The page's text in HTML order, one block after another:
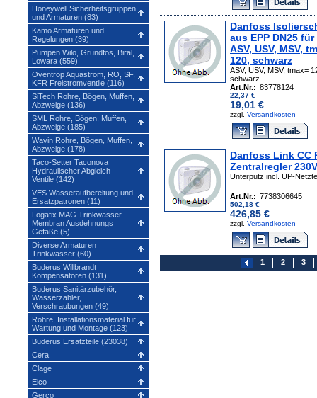
Honeywell Sicherheitsgruppen
und Armaturen (83)
Kamo Armaturen und
Regelungen (39)
Pumpen Wilo, Grundfos, Biral,
Lowara (559)
Oventrop Aquastrom, RO, SF,
KFR Freistromventile (116)
SiTech Rohre, Bögen, Muffen,
Abzweige (136)
SML Rohre, Bögen, Muffen,
Abzweige (185)
Wavin Rohre, Bögen, Muffen,
Abzweige (178)
Taco-Setter Taconova
Hydraulischer Abgleich
Ventile (142)
VES Wasseraufbereitung und
Ersatzpatronen (11)
Logafix MAG Trinkwasser
Membran Ausdehnungs
Gefäße (5)
Diverse Armaturen
Trinkwasser (60)
Buderus Willbrandt
Kompensatoren (131)
Buderus Sanitärzubehör,
Wasserzähler,
Verschraubungen (49)
Rohre, Installationsmaterial für
Wartung und Montage (123)
Buderus Ersatzteile (23038)
Cera
Clage
Elco
Gerco
Danfoss
aus EPP DN25 für
ASV, USV, MSV,
120, schwarz
ASV, USV, MSV, tmax=
schwarz
Art.Nr.: 83778124
22,37 €
19,01 €
zzgl. Versandkosten
Danfoss Link CC
Zentralregler 230V
Unterputz incl. UP-
Art.Nr.: 7738306645
502,18 €
426,85 €
zzgl. Versandkosten
1 2 3